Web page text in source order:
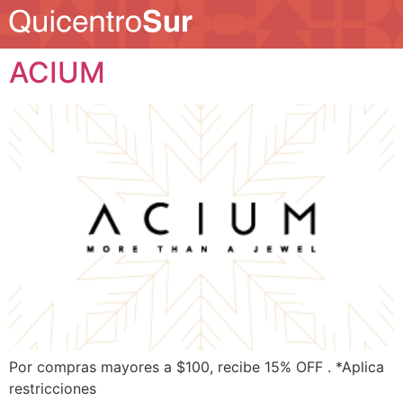
ACIUM
Por compras mayores a $100, recibe 15% OFF . *Aplica
restricciones